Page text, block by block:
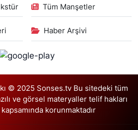
Tüm Manşetler
Haber Arşivi
© 2025 Sonses.tv Bu sitedeki tüm
ve görsel materyaller telif hakları
kapsamında korunmaktadır